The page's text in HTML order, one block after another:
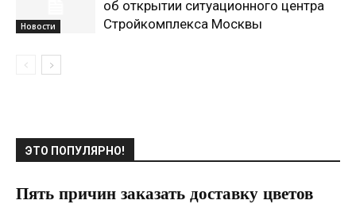
Новости
об открытии ситуационного центра
Стройкомплекса Москвы
ЭТО ПОПУЛЯРНО!
Пять причин заказать доставку цветов